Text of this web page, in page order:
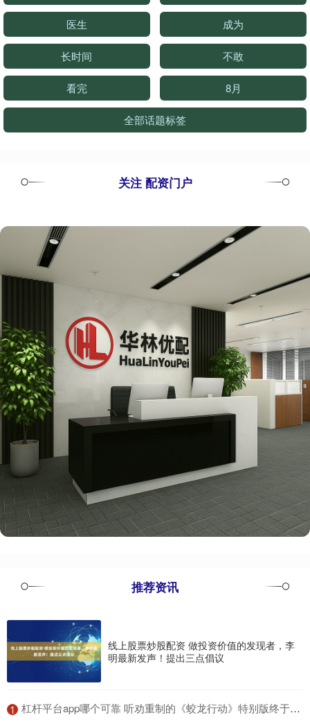
医生 成为
长时间 不敢
看完 8月
全部话题标签
关注 配资门户
推荐资讯
线上股票炒股配资 做投资价值的发现者，李
明最新发声！提出三点倡议
1 ​杠杆平台app哪个可靠 听劝重制的《蛟龙行动》特别版终于定档，这一次希望不要再错过了